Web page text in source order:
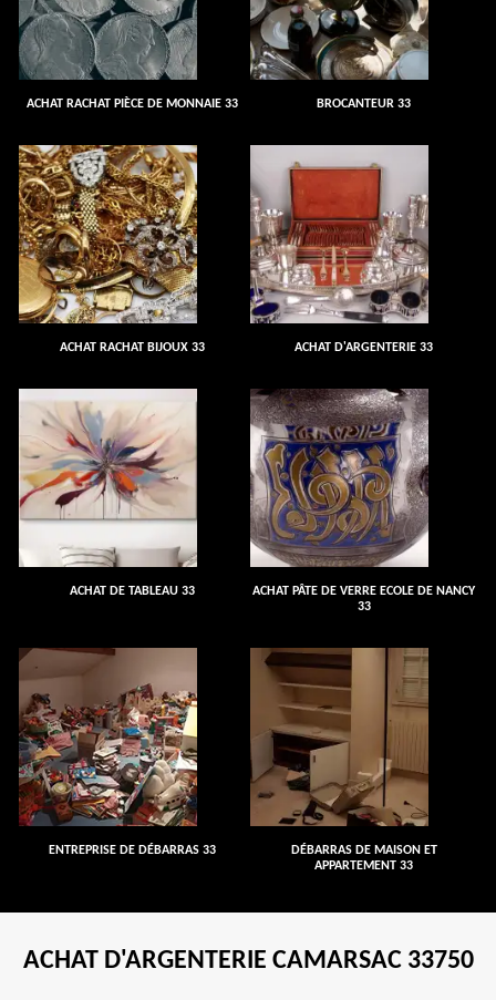
ACHAT RACHAT PIÈCE DE MONNAIE 33 BROCANTEUR 33
ACHAT RACHAT BIJOUX 33 ACHAT D'ARGENTERIE 33
ACHAT DE TABLEAU 33
ACHAT PÂTE DE VERRE ECOLE DE NANCY
33
ENTREPRISE DE DÉBARRAS 33
DÉBARRAS DE MAISON ET
APPARTEMENT 33
ACHAT D'ARGENTERIE CAMARSAC 33750